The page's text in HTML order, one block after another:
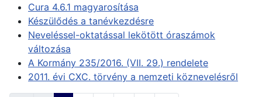
Cura 4.6.1 magyarosítása
Készülődés a tanévkezdésre
Neveléssel-oktatással lekötött óraszámok
változása
A Kormány 235/2016. (VII. 29.) rendelete
2011. évi CXC. törvény a nemzeti köznevelésről